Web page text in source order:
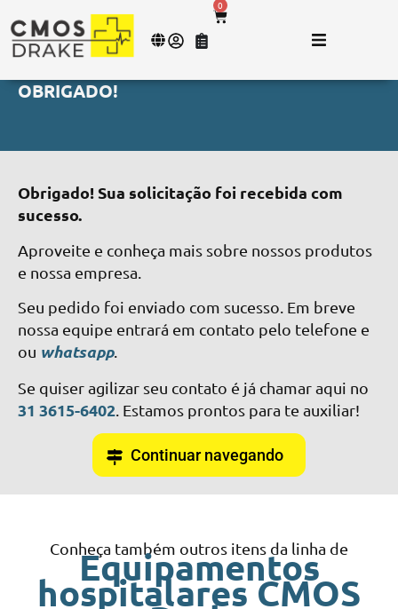
0
OBRIGADO!
Obrigado! Sua solicitação foi recebida com
sucesso.
Aproveite e conheça mais sobre nossos produtos
e nossa empresa.
Seu pedido foi enviado com sucesso. Em breve
nossa equipe entrará em contato pelo telefone e
ou whatsapp.
Se quiser agilizar seu contato é já chamar aqui no
31 3615-6402 . Estamos prontos para te auxiliar!
Continuar navegando
Conheça também outros itens da linha de
Equipamentos
hospitalares CMOS